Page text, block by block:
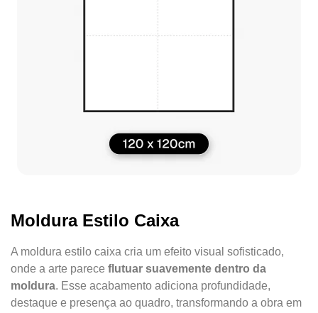
Moldura Estilo Caixa
A moldura estilo caixa cria um efeito visual sofisticado,
onde a arte parece flutuar suavemente dentro da
moldura. Esse acabamento adiciona profundidade,
destaque e presença ao quadro, transformando a obra em